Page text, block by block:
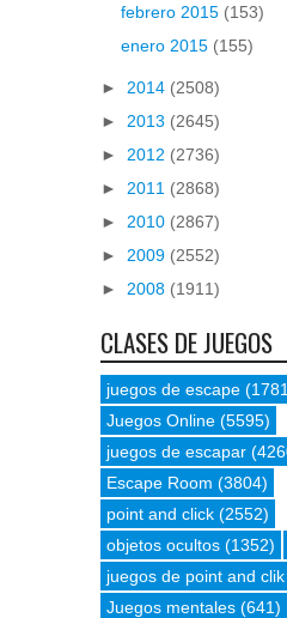
febrero 2015 (153)
enero 2015 (155)
► 2014 (2508)
► 2013 (2645)
► 2012 (2736)
► 2011 (2868)
► 2010 (2867)
► 2009 (2552)
► 2008 (1911)
CLASES DE JUEGOS
juegos de escape
Juegos Online (5595)
juegos de escapar
Escape Room (3804)
point and click (2552)
objetos ocultos (1352)
juegos de point and clik
Juegos mentales (641)